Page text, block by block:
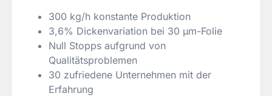
300 kg/h konstante Produktion
3,6% Dickenvariation bei 30 µm-Folie
Null Stopps aufgrund von
Qualitätsproblemen
30 zufriedene Unternehmen mit der
Erfahrung